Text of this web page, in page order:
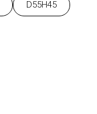
D55H45